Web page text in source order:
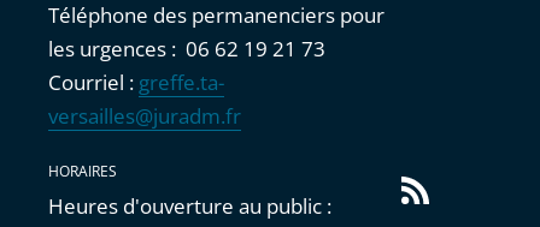
Téléphone des permanenciers pour
les urgences : 06 62 19 21 73
Courriel : greffe.ta-
versailles@juradm.fr
HORAIRES
Heures d'ouverture au public :
Flux
RSS